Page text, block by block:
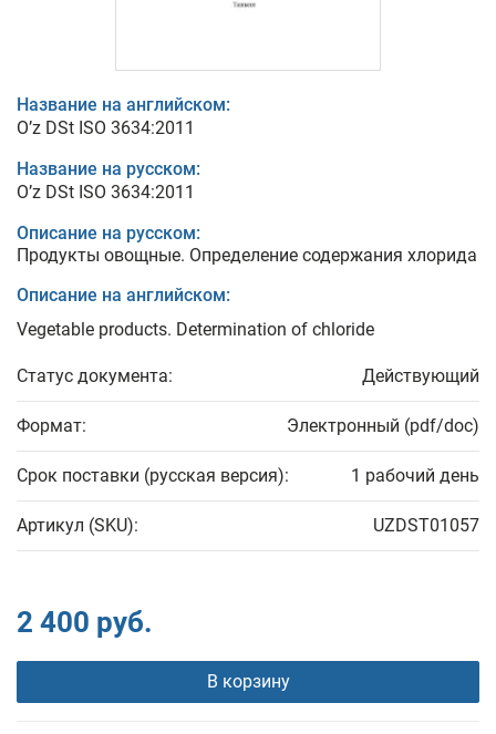
Название на английском:
O’z DSt ISO 3634:2011
Название на русском:
O’z DSt ISO 3634:2011
Описание на русском:
Продукты овощные. Определение содержания хлорида
Описание на английском:
Vegetable products. Determination of chloride
Статус документа: Действующий
Формат: Электронный (pdf/doc)
Срок поставки (русская версия): 1 рабочий день
Артикул (SKU): UZDST01057
2 400 руб.
В корзину